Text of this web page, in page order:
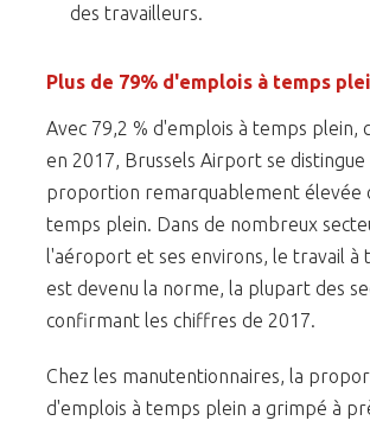
des travailleurs.
Plus de 79% d'emplois à temps
Avec 79,2 % d'emplois à temps plein,
en 2017, Brussels Airport se distingue
proportion remarquablement élevée
temps plein. Dans de nombreux
l'aéroport et ses environs, le travail à
est devenu la norme, la plupart des
confirmant les chiffres de 2017.
Chez les manutentionnaires, la
d'emplois à temps plein a grimpé à